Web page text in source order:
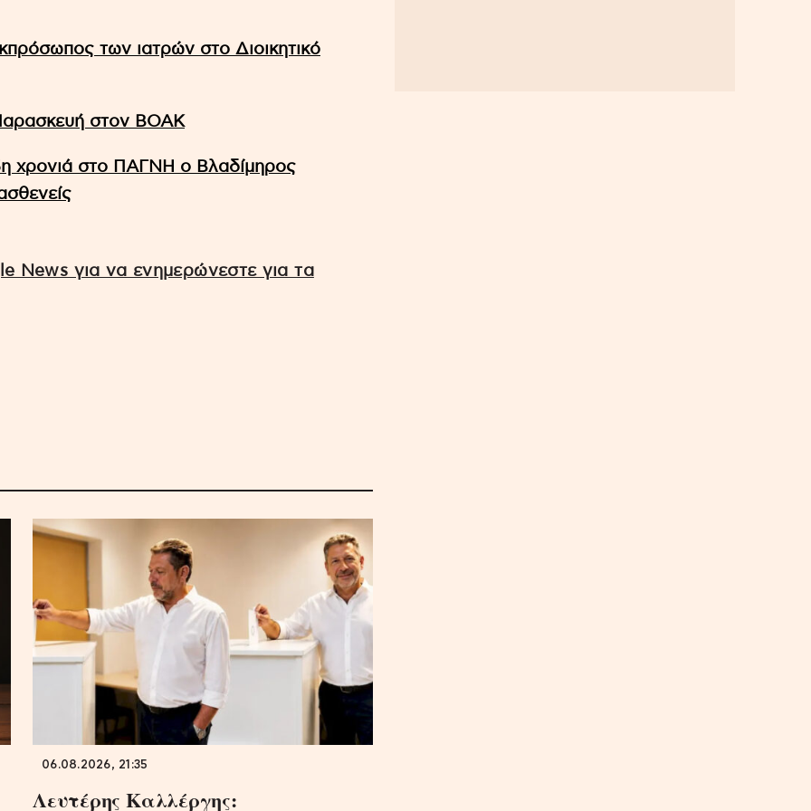
των ιατρών στο Διοικητικό
στον ΒΟΑΚ
χρονιά στο ΠΑΓΝΗ ο Βλαδίμηρος
News για να ενημερώνεστε για τα
06.08.2026, 21:35
Λευτέρης Καλλέργης: